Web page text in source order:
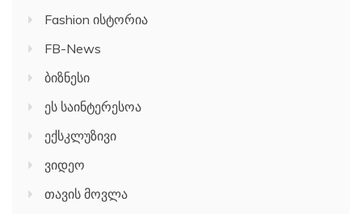
Fashion ისტორია
FB-News
ბიზნესი
ეს საინტერესოა
ექსკლუზივი
ვიდეო
თავის მოვლა